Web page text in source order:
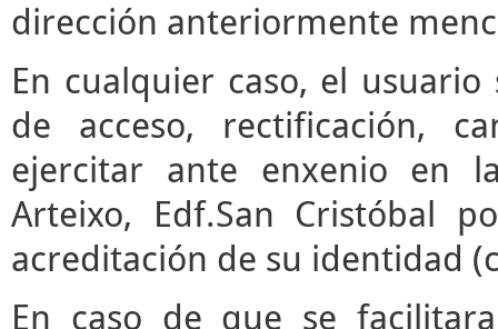
dirección anteriormente
En cualquier caso, el
de acceso, rectificación,
ejercitar ante enxenio en
Arteixo, Edf.San Cristóbal
acreditación de su identidad
En caso de que se